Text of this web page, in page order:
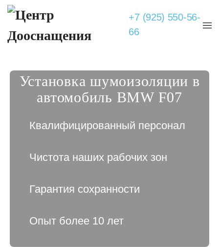
+7 (925) 550-56-
66
Установка шумоизоляции в
автомобиль BMW F07
Квалифицированный персонал
Чистота наших рабочих зон
Гарантия сохранности
Опыт более 10 лет